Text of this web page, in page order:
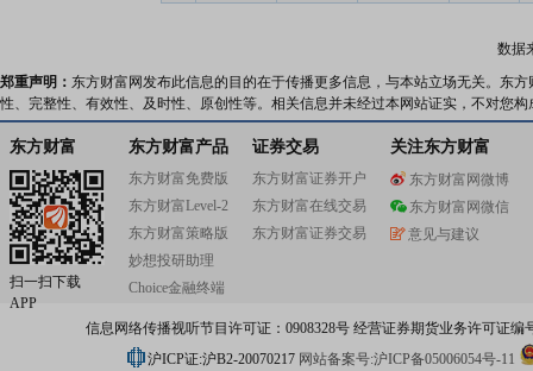
数据
郑重声明： 东方财富网发布此信息的目的在于传播更多信息，与本站立场无关。东
性、完整性、有效性、及时性、原创性等。相关信息并未经过本网站证实，不对您
东方财富
扫一扫下载
APP
东方财富产品
东方财富免费版
东方财富Level-2
东方财富策略版
妙想投研助理
Choice金融终端
证券交易
东方财富证券开户
东方财富在线交易
东方财富证券交易
关注东方财富
东方财富网微博
东方财富网微信
意见与建议
信息网络传播视听节目许可证：0908328号 经营证券期货业务许可证编
沪ICP证:沪B2-20070217 网站备案号:沪ICP备05006054号-11